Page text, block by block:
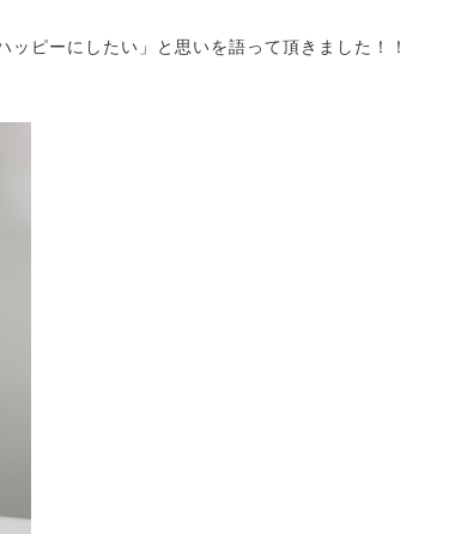
ッピーにしたい」と思いを語って頂きました！！